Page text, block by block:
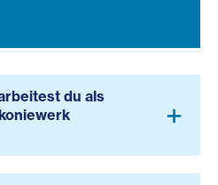
du als